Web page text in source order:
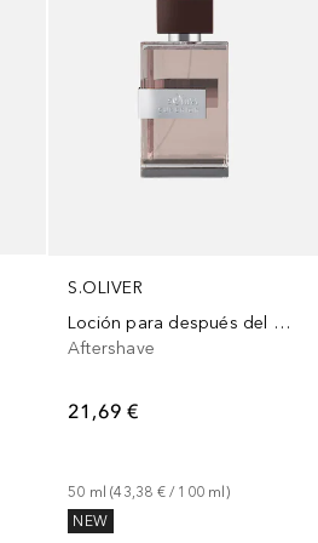
S.OLIVER
Loción para después del afeitado
Aftershave
21,69 €
50 ml (43,38 € / 100 ml )
NEW